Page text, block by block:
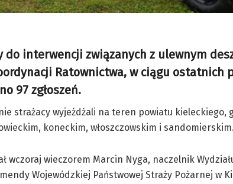
interwencji związanych z ulewnym
Ratownictwa, w ciągu ostatnich
97 zgłoszeń.
strażacy wyjeżdżali na teren powiatu kieleckiego,
koneckim, włoszczowskim i sandomierskim.
wczoraj wieczorem Marcin Nyga, naczelnik
Wojewódzkiej Państwowej Straży Pożarnej w